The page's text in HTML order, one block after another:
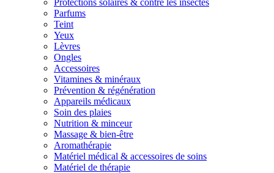
Protections solaires & contre les insectes
Parfums
Teint
Yeux
Lèvres
Ongles
Accessoires
Vitamines & minéraux
Prévention & régénération
Appareils médicaux
Soin des plaies
Nutrition & minceur
Massage & bien-être
Aromathérapie
Matériel médical & accessoires de soins
Matériel de thérapie